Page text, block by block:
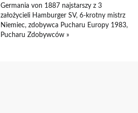
Germania von 1887 najstarszy z 3
założycieli Hamburger SV, 6-krotny mistrz
Niemiec, zdobywca Pucharu Europy 1983,
Pucharu Zdobywców »